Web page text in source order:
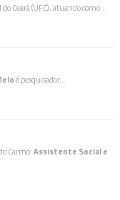
Ceará (UFC), atuando como…
é pesquisador…
Carmo.Assistente Social e